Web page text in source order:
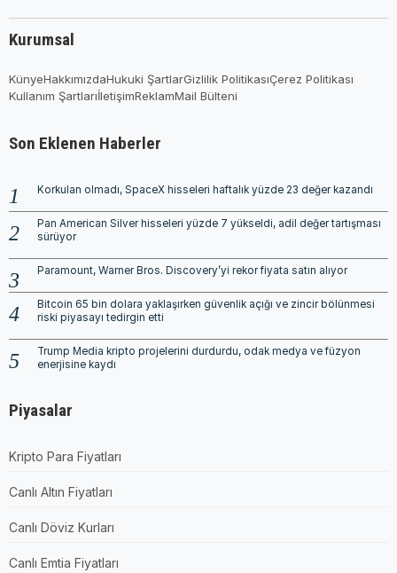
Kurumsal
KünyeHakkımızdaHukuki ŞartlarGizlilik PolitikasıÇerez Politikası
Kullanım ŞartlarıİletişimReklamMail Bülteni
Son Eklenen Haberler
Korkulan olmadı, SpaceX hisseleri haftalık yüzde 23 değer kazandı
Pan American Silver hisseleri yüzde 7 yükseldi, adil değer tartışması
sürüyor
Paramount, Warner Bros. Discovery’yi rekor fiyata satın alıyor
Bitcoin 65 bin dolara yaklaşırken güvenlik açığı ve zincir bölünmesi
riski piyasayı tedirgin etti
Trump Media kripto projelerini durdurdu, odak medya ve füzyon
enerjisine kaydı
Piyasalar
Kripto Para Fiyatları
Canlı Altın Fiyatları
Canlı Döviz Kurları
Canlı Emtia Fiyatları